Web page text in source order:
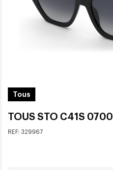
Tous
TOUS STO C41S 0700
REF: 329967